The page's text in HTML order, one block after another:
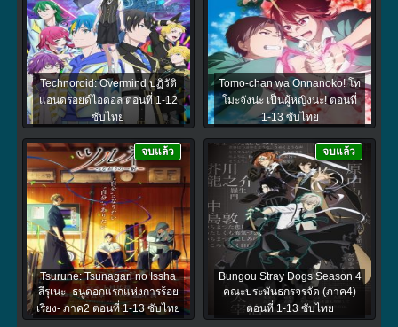
Technoroid: Overmind ปฏิวัติ
แอนดรอยด์ไอดอล ตอนที่ 1-12
ซับไทย
Tomo-chan wa Onnanoko! โท
โมะจังน่ะ เป็นผู้หญิงนะ! ตอนที่
1-13 ซับไทย
Tsurune: Tsunagari no Issha
สึรุเนะ -ธนูดอกแรกแห่งการร้อย
เรียง- ภาค2 ตอนที่ 1-13 ซับไทย
จบแล้ว
Bungou Stray Dogs Season 4
คณะประพันธกรจรจัด (ภาค4)
ตอนที่ 1-13 ซับไทย
จบแล้ว